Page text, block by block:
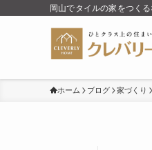
岡山でタイルの家をつく
ホーム ブログ 家づくり